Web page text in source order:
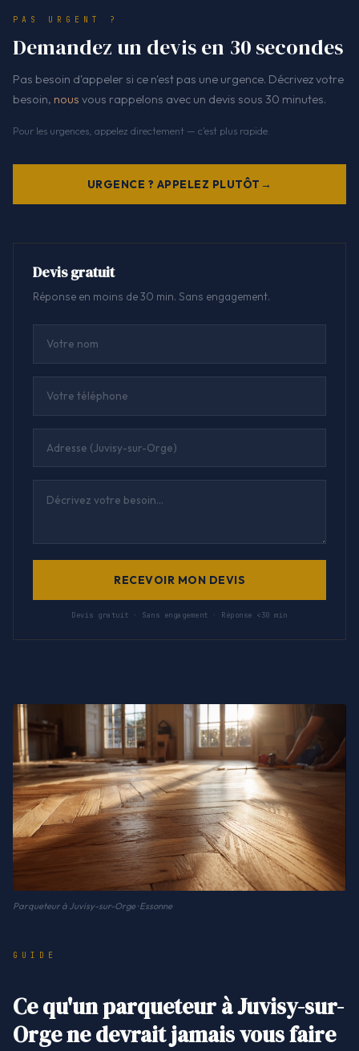
PAS URGENT ?
Demandez un devis en 30 secondes
Pas besoin d'appeler si ce n'est pas une urgence. Décrivez votre
besoin, nous vous rappelons avec un devis sous 30 minutes.
Pour les urgences, appelez directement — c'est plus rapide.
URGENCE ? APPELEZ PLUTÔT
Devis gratuit
Réponse en moins de 30 min. Sans engagement.
RECEVOIR MON DEVIS
Devis gratuit · Sans engagement · Réponse <30 min
Parqueteur à Juvisy-sur-Orge · Essonne
GUIDE
Ce qu'un parqueteur à Juvisy-sur-
Orge ne devrait jamais vous faire